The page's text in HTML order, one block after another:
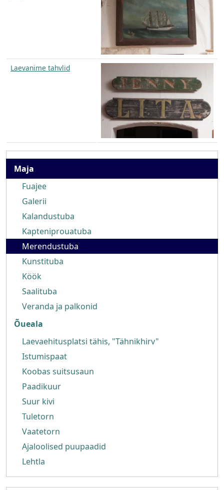
Laevanime tahvlid
Maja
Maja
Fuajee
Galerii
Kalandustuba
Kapteniprouatuba
Merendustuba
Kunstituba
Köök
Saalituba
Veranda ja palkonid
Õueala
Laevaehitusplatsi tähis, "Tähnikhirv"
Istumispaat
Koobas suitsusaun
Paadikuur
Suur kivi
Tuletorn
Vaatetorn
Ajaloolised puupaadid
Lehtla